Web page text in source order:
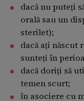
dacă nu puteţi
orală sau un
sterilet);
dacă aţi născut
sunteţi în
dacă doriţi să
temen scurt;
în asociere cu